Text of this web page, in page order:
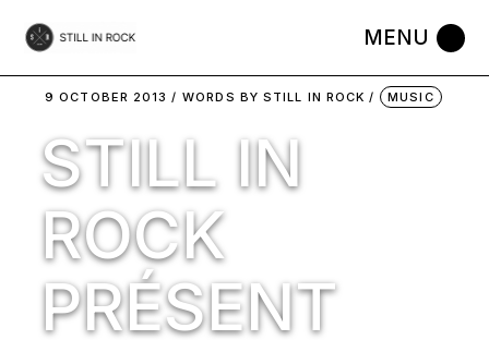
the
9 OCTOBER 2013 WORDS BYSTILL IN ROCK MUSIC
STILL IN
ROCK
PRÉSENT